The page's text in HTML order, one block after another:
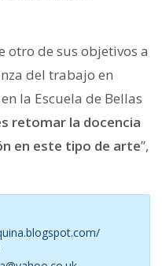
otro de sus objetivos a
del trabajo en
la Escuela de Bellas
retomar la docencia
en este tipo de arte”,